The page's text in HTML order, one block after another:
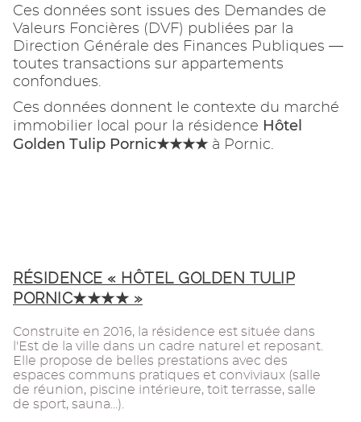
Ces données sont issues des Demandes de
Valeurs Foncières (DVF) publiées par la
Direction Générale des Finances Publiques —
toutes transactions sur appartements
confondues.
Ces données donnent le contexte du marché
immobilier local pour la résidence Hôtel
Golden Tulip Pornic★★★★ à Pornic.
RÉSIDENCE « HÔTEL GOLDEN TULIP
PORNIC★★★★ »
Construite en 2016, la résidence est située dans
l'Est de la ville dans un cadre naturel et reposant.
Elle propose de belles prestations avec des
espaces communs pratiques et conviviaux (salle
de réunion, piscine intérieure, toit terrasse, salle
de sport, sauna...).